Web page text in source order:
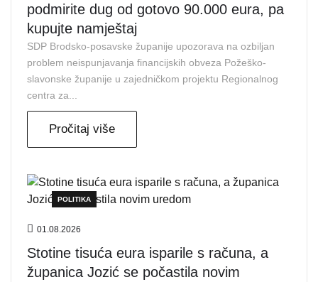
podmirite dug od gotovo 90.000 eura, pa
kupujte namještaj
SDP Brodsko-posavske županije upozorava na ozbiljan
problem neispunjavanja financijskih obveza Požeško-
slavonske županije u zajedničkom projektu Regionalnog
centra za...
Pročitaj više
POLITIKA
01.08.2026
Stotine tisuća eura isparile s računa, a
županica Jozić se počastila novim